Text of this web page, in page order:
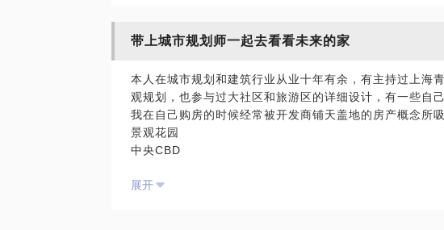
带上城市规划师一起去看看未来的家
本人在城市规划和建筑行业从业十年有余，有主持过上海
观规划，也参与过大社区和旅游区的详细设计，有一些自
我在自己购房的时候经常被开发商铺天盖地的房产概念所吸
景观花园
中央CBD
学区房
展开